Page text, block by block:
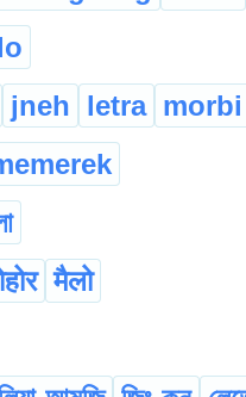
jneh letra morbi
मैलो